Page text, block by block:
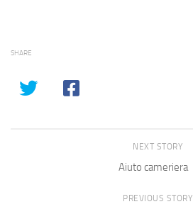
SHARE
NEXT STORY
Aiuto cameriera
PREVIOUS STORY